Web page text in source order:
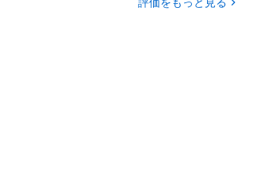
評価をもっと見る